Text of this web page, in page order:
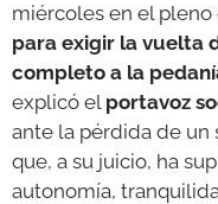
miércoles en el
para exigir la vuelta
completo a la
explicó el portavoz
ante la pérdida de un
que, a su juicio, ha
autonomía,